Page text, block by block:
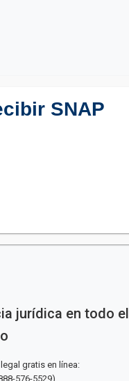
SNAP
jurídica en todo el
gratis en línea:
576-5529)